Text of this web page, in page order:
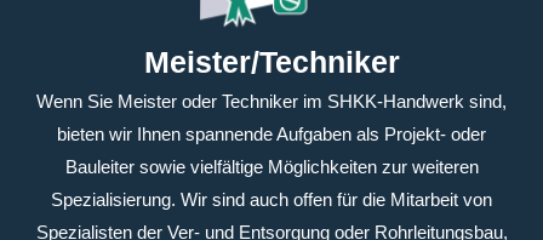
Meister/Techniker
Wenn Sie Meister oder Techniker im SHKK-Handwerk sind,
bieten wir Ihnen spannende Aufgaben als Projekt- oder
Bauleiter sowie vielfältige Möglichkeiten zur weiteren
Spezialisierung. Wir sind auch offen für die Mitarbeit von
Spezialisten der Ver- und Entsorgung oder Rohrleitungsbau,